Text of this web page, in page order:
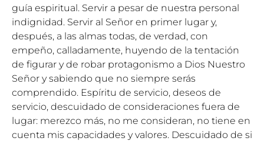
guía espiritual. Servir a pesar de nuestra personal
indignidad. Servir al Señor en primer lugar y,
después, a las almas todas, de verdad, con
empeño, calladamente, huyendo de la tentación
de figurar y de robar protagonismo a Dios Nuestro
Señor y sabiendo que no siempre serás
comprendido. Espíritu de servicio, deseos de
servicio, descuidado de consideraciones fuera de
lugar: merezco más, no me consideran, no tiene en
cuenta mis capacidades y valores. Descuidado de si